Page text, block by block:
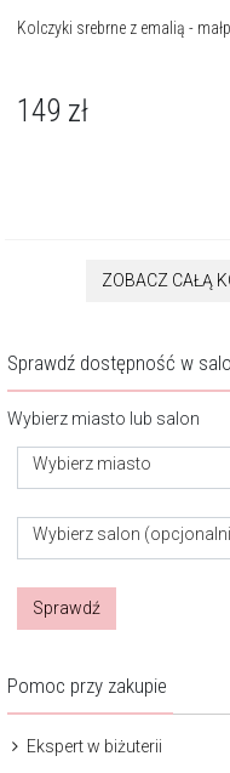
Kolczyki srebrne z emalią -
149 zł
ZOBACZ CAŁĄ
Sprawdź dostępność w
Wybierz miasto lub salon
Wybierz miasto
Wybierz salon
Sprawdź
Pomoc przy zakupie
Ekspert w biżuterii